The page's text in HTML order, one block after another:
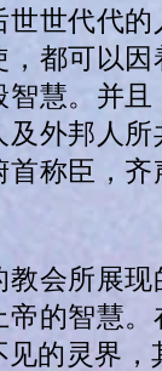
世代代
都可以
智慧。并
外邦人
称臣，
会所展
的智慧
的灵界